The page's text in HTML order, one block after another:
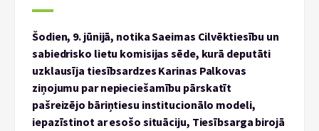
Šodien, 9. jūnijā, notika Saeimas Cilvēktiesību un
sabiedrisko lietu komisijas sēde, kurā deputāti
uzklausīja tiesībsardzes Karinas Palkovas
ziņojumu par nepieciešamību pārskatīt
pašreizējo bāriņtiesu institucionālo modeli,
iepazīstinot ar esošo situāciju, Tiesībsarga birojā